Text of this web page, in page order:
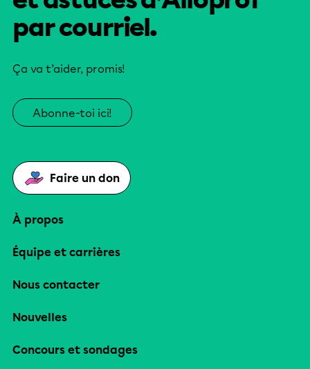
par courriel.
Ça va t’aider, promis!
Abonne-toi ici!
Faire un don
À propos
Équipe et carrières
Nous contacter
Nouvelles
Concours et sondages